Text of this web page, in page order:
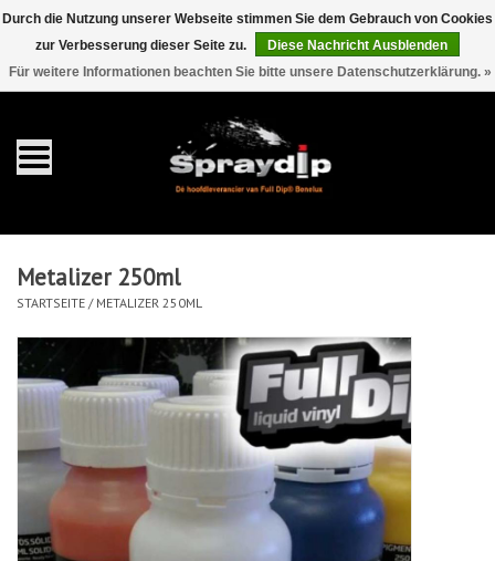
EUR 0 Artikel - €0,00
Gallonen
Sprays
Sets
Pearls
Zubehör
Detaillierung
Metalizer 250ml
STARTSEITE / METALIZER 250ML
Durch die Nutzung unserer Webseite stimmen Sie dem Gebrauch von Cookies
zur Verbesserung dieser Seite zu.
Diese Nachricht Ausblenden
Für weitere Informationen beachten Sie bitte unsere Datenschutzerklärung. »